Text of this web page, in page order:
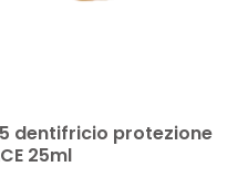
dentifricio protezione
25ml